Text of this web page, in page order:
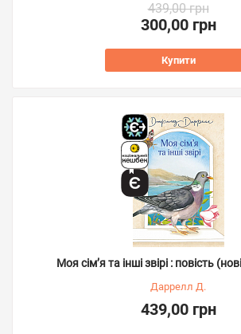
439,00 грн
300,00 грн
Купити
Моя сім’я та інші звірі : повість
Даррелл Д.
439,00 грн